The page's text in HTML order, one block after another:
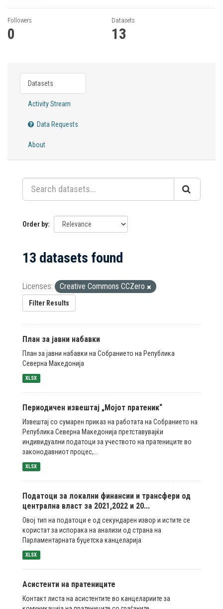
Followers
0
Datasets
13
Datasets
Activity Stream
Data Requests
About
Order by
13 datasets found
Licenses: Creative Commons CCZero
Filter Results
План за јавни набавки
План за јавни набавки на Собранието на Република
Северна Македонија
XLSX
Периодичен извештај „Мојот пратеник“
Извештај со сумарен приказ на работата на Собранието на
Република Северна Македонија претставувајќи
индивидуални податоци за учеството на пратениците во
законодавниот процес,...
XLSX
Податоци за локални финансии и трансфери од
централна власт за 2021,2022 и 20...
Овој тип на податоци е од секундарен извор и истите се
користат за испорака на анализи од страна на
Парламентарната буџетска канцеларија
XLSX
Асистенти на пратениците
Контакт листа на асистентите во канцелариите за